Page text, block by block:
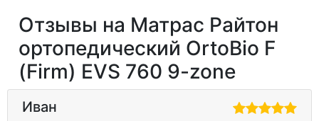
Отзывы на Матрас Райтон
ортопедический OrtoBio F
(Firm) EVS 760 9-zone
Иван